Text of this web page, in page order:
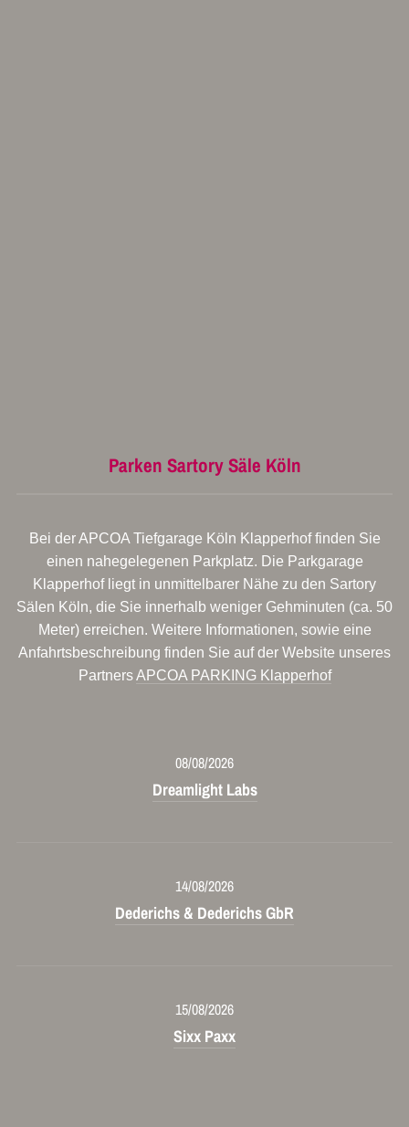
Parken Sartory Säle Köln
Bei der APCOA Tiefgarage Köln Klapperhof finden Sie
einen nahegelegenen Parkplatz. Die Parkgarage
Klapperhof liegt in unmittelbarer Nähe zu den Sartory
Sälen Köln, die Sie innerhalb weniger Gehminuten (ca. 50
Meter) erreichen. Weitere Informationen, sowie eine
Anfahrtsbeschreibung finden Sie auf der Website unseres
PartnersAPCOA PARKING Klapperhof
08/08/2026
Dreamlight Labs
14/08/2026
Dederichs & Dederichs GbR
15/08/2026
Sixx Paxx